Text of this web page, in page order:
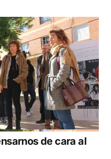
de cara al